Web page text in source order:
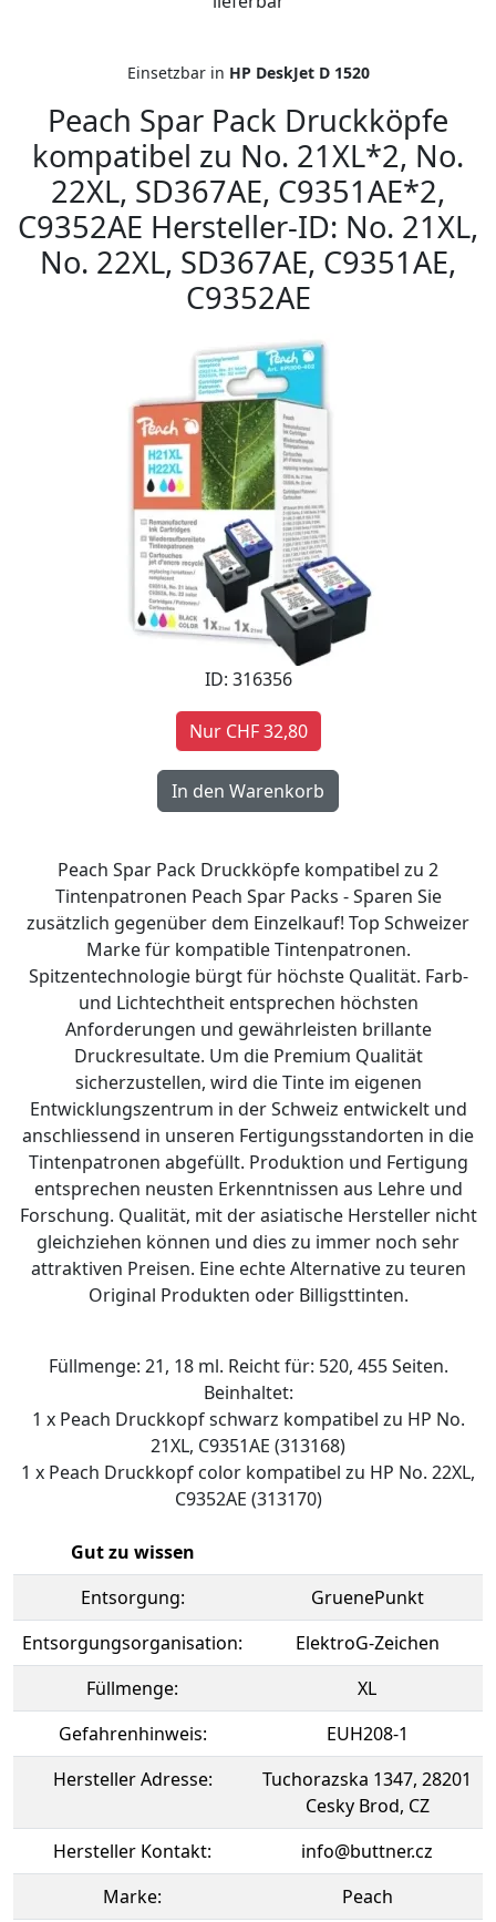
Einsetzbar in HP DeskJet D 1520
Peach Spar Pack Druckköpfe
kompatibel zu No. 21XL*2, No.
22XL, SD367AE, C9351AE*2,
C9352AE Hersteller-ID: No. 21XL,
No. 22XL, SD367AE, C9351AE,
C9352AE
ID: 316356
Nur CHF 32,80
Peach Spar Pack Druckköpfe kompatibel zu 2
Tintenpatronen Peach Spar Packs - Sparen Sie
zusätzlich gegenüber dem Einzelkauf! Top Schweizer
Marke für kompatible Tintenpatronen.
Spitzentechnologie bürgt für höchste Qualität. Farb-
und Lichtechtheit entsprechen höchsten
Anforderungen und gewährleisten brillante
Druckresultate. Um die Premium Qualität
sicherzustellen, wird die Tinte im eigenen
Entwicklungszentrum in der Schweiz entwickelt und
anschliessend in unseren Fertigungsstandorten in die
Tintenpatronen abgefüllt. Produktion und Fertigung
entsprechen neusten Erkenntnissen aus Lehre und
Forschung. Qualität, mit der asiatische Hersteller nicht
gleichziehen können und dies zu immer noch sehr
attraktiven Preisen. Eine echte Alternative zu teuren
Original Produkten oder Billigsttinten.
Füllmenge: 21, 18 ml. Reicht für: 520, 455 Seiten.
Beinhaltet:
1 x Peach Druckkopf schwarz kompatibel zu HP No.
21XL, C9351AE (313168)
1 x Peach Druckkopf color kompatibel zu HP No. 22XL,
C9352AE (313170)
Gut zu wissen
Entsorgung:
GruenePunkt
Entsorgungsorganisation:
ElektroG-Zeichen
Füllmenge:
XL
Gefahrenhinweis:
EUH208-1
Hersteller Adresse:
Tuchorazska 1347, 28201
Cesky Brod, CZ
Hersteller Kontakt:
info@buttner.cz
Marke:
Peach